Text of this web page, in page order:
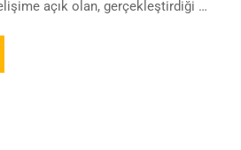
açık olan, gerçekleştirdiği …